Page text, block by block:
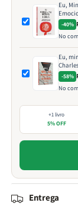
Eu,
-40%
No
Eu,
-58%
No
+1 livro
5% OFF
Entrega